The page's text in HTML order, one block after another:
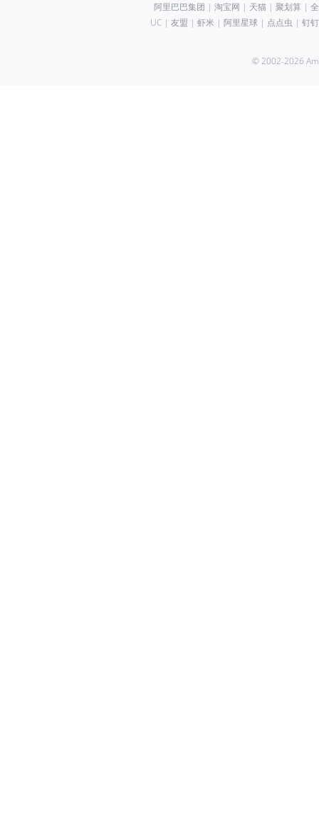
阿里巴巴集团 | 淘宝网 | 天猫| 聚划算 |
UC| 友盟 | 虾米 | 阿里星球| 点点虫 | 钉钉
© 2002-2026